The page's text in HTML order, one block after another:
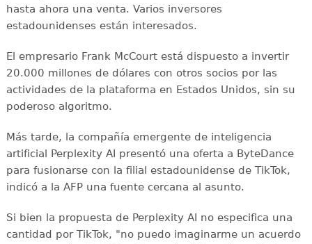
hasta ahora una venta. Varios inversores
estadounidenses están interesados.
El empresario Frank McCourt está dispuesto a invertir
20.000 millones de dólares con otros socios por las
actividades de la plataforma en Estados Unidos, sin su
poderoso algoritmo.
Más tarde, la compañía emergente de inteligencia
artificial Perplexity AI presentó una oferta a ByteDance
para fusionarse con la filial estadounidense de TikTok,
indicó a la AFP una fuente cercana al asunto.
Si bien la propuesta de Perplexity AI no especifica una
cantidad por TikTok, "no puedo imaginarme un acuerdo